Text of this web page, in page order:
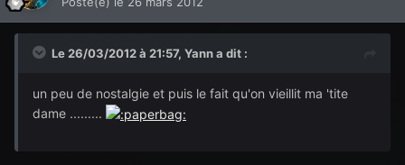
Le 26/03/2012 à 21:57, Yann a dit :
un peu de nostalgie et puis le fait qu'on vieillit ma 'tite
dame .........